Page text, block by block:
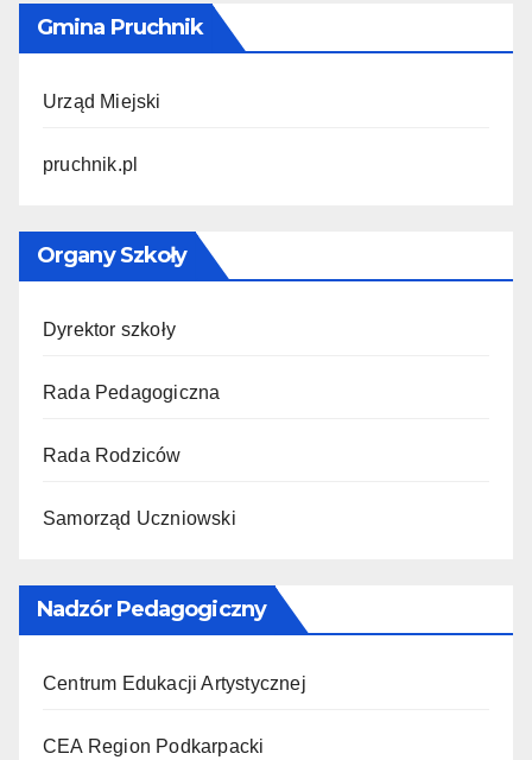
Gmina Pruchnik
Urząd Miejski
pruchnik.pl
Organy Szkoły
Dyrektor szkoły
Rada Pedagogiczna
Rada Rodziców
Samorząd Uczniowski
Nadzór Pedagogiczny
Centrum Edukacji Artystycznej
CEA Region Podkarpacki